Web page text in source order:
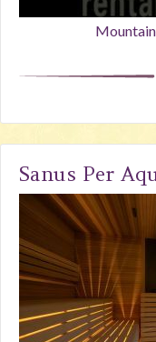
Sanus Per